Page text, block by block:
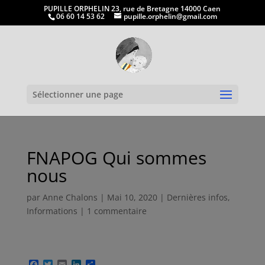
PUPILLE ORPHELIN 23, rue de Bretagne 14000 Caen
06 60 14 53 62 pupille.orphelin@gmail.com
Sélectionner une page
FNAPOG Qui sommes
nous
par Anne Chalons | Mai 10, 2020 | Dernières infos,
Informations | 1 commentaire